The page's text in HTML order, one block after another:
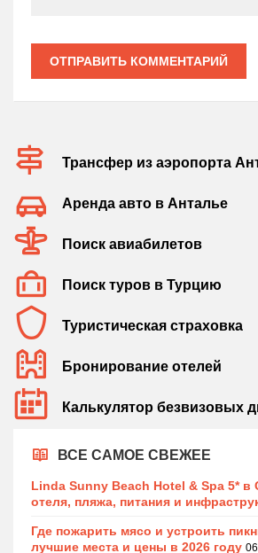
ОТПРАВИТЬ КОММЕНТАРИЙ
Трансфер из аэропорта
Аренда авто в Анталье
Поиск авиабилетов
Поиск туров в Турцию
Туристическая страховка
Бронирование отелей
Калькулятор безвизовых
ВСЕ САМОЕ СВЕЖЕЕ
Linda Sunny Beach Hotel & Spa 5* в
отеля, пляжа, питания и
Где пожарить мясо и устроить
лучшие места и цены в 2026 году